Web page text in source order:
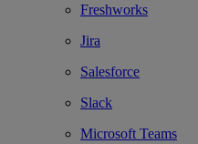
Freshworks
Jira
Salesforce
Slack
Microsoft Teams